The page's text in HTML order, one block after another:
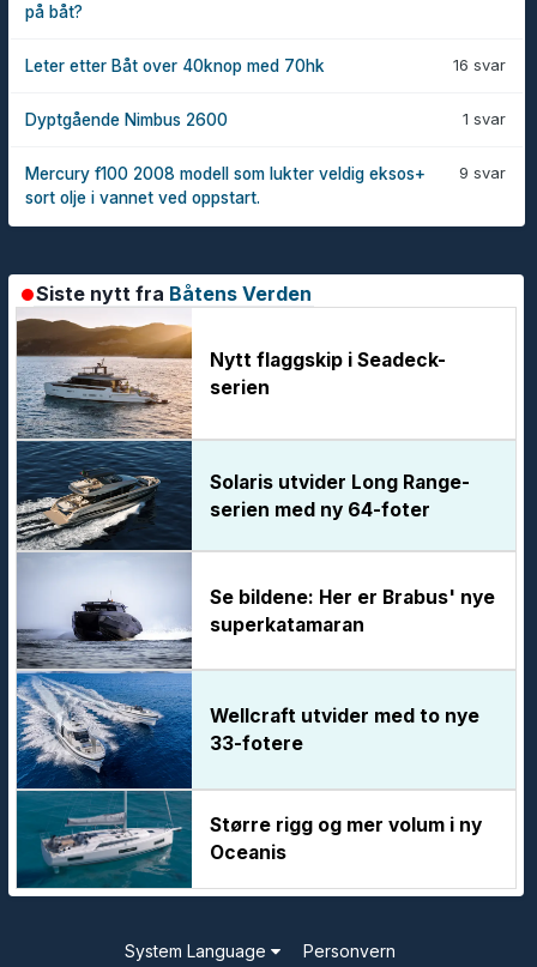
på båt?
16 svar
Leter etter Båt over 40knop med 70hk
1 svar
Dyptgående Nimbus 2600
9 svar
Mercury f100 2008 modell som lukter veldig eksos+
sort olje i vannet ved oppstart.
Siste nytt fra Båtens Verden
Nytt flaggskip i Seadeck-
serien
Solaris utvider Long Range-
serien med ny 64-foter
Se bildene: Her er Brabus' nye
superkatamaran
Wellcraft utvider med to nye
33-fotere
Større rigg og mer volum i ny
Oceanis
System Language
Personvern